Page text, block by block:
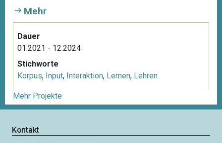
Mehr
Dauer
01.2021 - 12.2024
Stichworte
Korpus, Input, Interaktion, Lernen, Lehren
Mehr Projekte
Kontakt